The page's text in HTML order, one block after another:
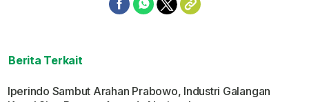
Berita Terkait
Iperindo Sambut Arahan Prabowo, Industri Galangan